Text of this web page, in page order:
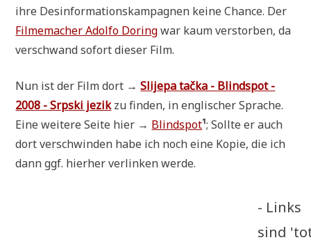
ihre Des­in­for­ma­ti­ons­kam­pa­gnen kei­ne Chan­ce. Der
Fil­me­ma­cher Adol­fo Doringwar kaum ver­stor­ben, da
ver­schwand sofort die­ser Film.
Nun ist der Film dort →Slijepa tač­ka - Blind­s­pot -
2008 - Srp­ski jezikzu fin­den, in eng­li­scher Spra­che.
Eine wei­te­re Sei­te hier → Blind­s­pot¹; Soll­te er auch
dort ver­schwin­den habe ich noch eine Kopie, die ich
dann ggf. hier­her ver­lin­ken werde.
- Links
sind